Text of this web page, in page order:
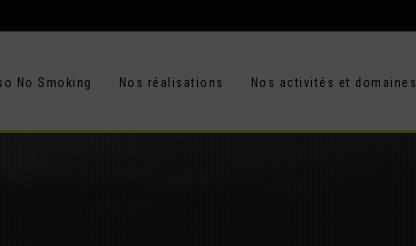
No Smoking Nos réalisations Nos activités et domaines